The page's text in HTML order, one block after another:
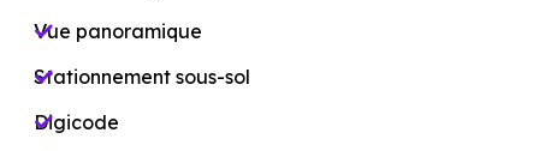
Vue panoramique
Stationnement sous-sol
Digicode